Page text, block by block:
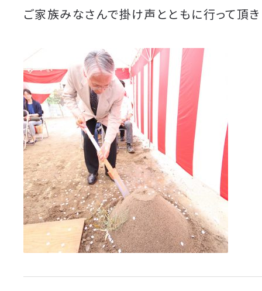
ご家族みなさんで掛け声とともに行って頂き